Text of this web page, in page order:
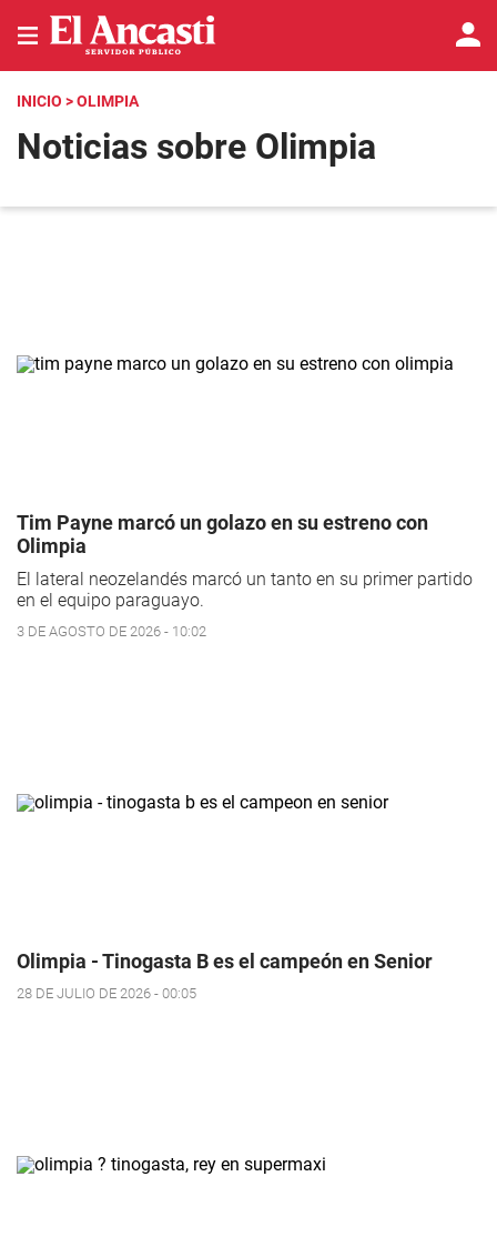
INICIO > OLIMPIA
Noticias sobre Olimpia
Tim Payne marcó un golazo en su estreno con
Olimpia
El lateral neozelandés marcó un tanto en su primer partido
en el equipo paraguayo.
3 DE AGOSTO DE 2026 - 10:02
Olimpia - Tinogasta B es el campeón en Senior
28 DE JULIO DE 2026 - 00:05